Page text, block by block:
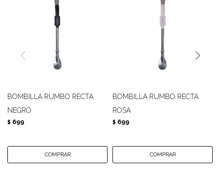
BOMBILLA RUMBO RECTA
NEGRO
$ 699
BOMBILLA RUMBO RECTA
ROSA
$ 699